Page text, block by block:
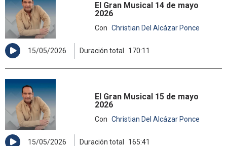
El Gran Musical 14 de mayo
2026
Con Christian Del Alcázar Ponce
15/05/2026 Duración total 170:11
El Gran Musical 15 de mayo
2026
Con Christian Del Alcázar Ponce
15/05/2026 Duración total 165:41